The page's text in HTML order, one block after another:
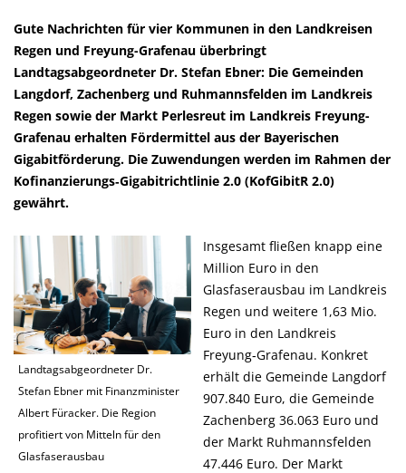
Gute Nachrichten für vier Kommunen in den Landkreisen
Regen und Freyung-Grafenau überbringt
Landtagsabgeordneter Dr. Stefan Ebner: Die Gemeinden
Langdorf, Zachenberg und Ruhmannsfelden im Landkreis
Regen sowie der Markt Perlesreut im Landkreis Freyung-
Grafenau erhalten Fördermittel aus der Bayerischen
Gigabitförderung. Die Zuwendungen werden im Rahmen der
Kofinanzierungs‑Gigabitrichtlinie 2.0 (KofGibitR 2.0)
gewährt.
Landtagsabgeordneter Dr.
Stefan Ebner mit Finanzminister
Albert Füracker. Die Region
profitiert von Mitteln für den
Glasfaserausbau
Insgesamt fließen knapp eine
Million Euro in den
Glasfaserausbau im Landkreis
Regen und weitere 1,63 Mio.
Euro in den Landkreis
Freyung‑Grafenau. Konkret
erhält die Gemeinde Langdorf
907.840 Euro, die Gemeinde
Zachenberg 36.063 Euro und
der Markt Ruhmannsfelden
47.446 Euro. Der Markt